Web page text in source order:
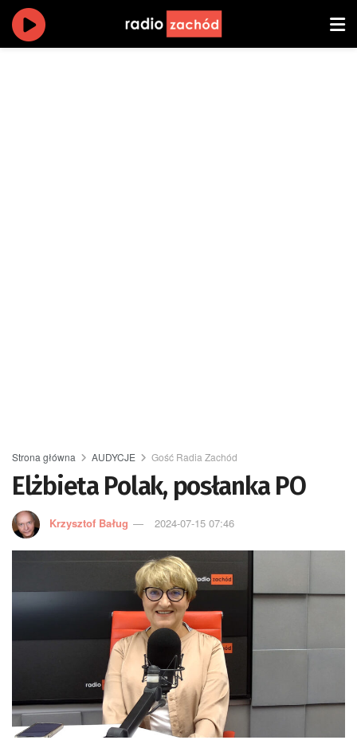
Strona główna AUDYCJE Gość Radia Zachód
Elżbieta Polak, posłanka PO
Krzysztof Baług 2024-07-15 07:46